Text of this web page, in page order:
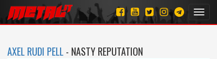
AXEL RUDI PELL - NASTY REPUTATION